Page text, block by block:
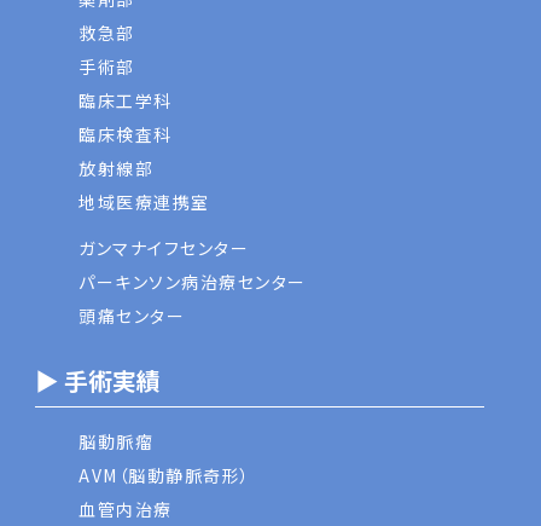
救急部
手術部
臨床工学科
臨床検査科
放射線部
地域医療連携室
ガンマナイフセンター
パーキンソン病治療センター
頭痛センター
▶ 手術実績
脳動脈瘤
AVM（脳動静脈奇形）
血管内治療